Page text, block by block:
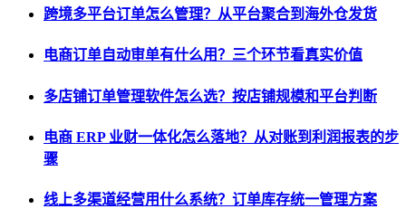
跨境多平台订单怎么管理？从平台聚合到海外仓发货
电商订单自动审单有什么用？三个环节看真实价值
多店铺订单管理软件怎么选？按店铺规模和平台判断
电商 ERP 业财一体化怎么落地？从对账到利润报表的步
骤
线上多渠道经营用什么系统？订单库存统一管理方案